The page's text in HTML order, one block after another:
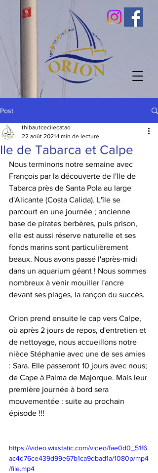
Post
Ile de Tabarca et Calpe
thibautcecilecatao
22 août 2021 1 min de lecture
Nous terminons notre semaine avec
François par la découverte de l'Ile de
Tabarca près de Santa Pola au large
d'Alicante (Costa Calida). L'île se
parcourt en une journée ; ancienne
base de pirates berbères, puis prison,
elle est aussi réserve naturelle et ses
fonds marins sont particulièrement
beaux. Nous avons passé l'après-midi
dans un aquarium géant ! Nous sommes
nombreux à venir mouiller l'ancre
devant ses plages, la rançon du succès.
Orion prend ensuite le cap vers Calpe,
où après 2 jours de repos, d'entretien et
de nettoyage, nous accueillons notre
nièce Stéphanie avec une de ses amies
: Sara. Elle passeront 10 jours avec nous;
de Cape à Palma de Majorque. Mais leur
première journée à bord sera
mouvementée : suite au prochain
épisode !!!
https://video.wixstatic.com/video/fae0d0_51f6
ac4d76ce439d99e67b1ca9dbad1a/1080p/mp4
/file.mp4